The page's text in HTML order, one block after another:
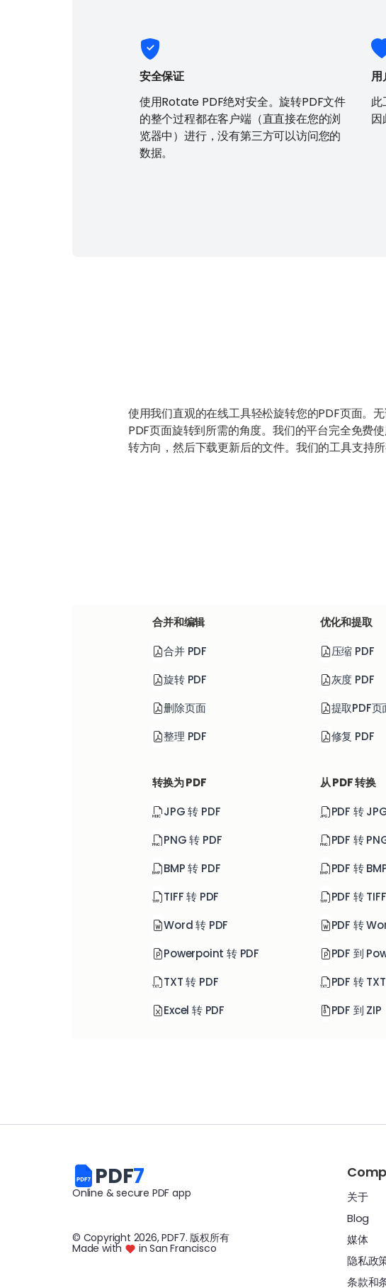
安全保证
使用Rotate PDF绝对安全。旋转PDF文件
的整个过程都在客户端（直直接在您的浏
览器中）进行，没有第三方可以访问您的
数据。
用
此
因
使用我们直观的在线工具轻松旋转您的PDF页面。
PDF页面旋转到所需的角度。我们的平台完全免费
转方向，然后下载更新后的文件。我们的工具支持
合并和编辑
合并 PDF
旋转 PDF
删除页面
整理 PDF
优化和提取
压缩 PDF
灰度 PDF
提取PDF页
修复 PDF
转换为 PDF
JPG 转 PDF
PNG 转 PDF
BMP 转 PDF
TIFF 转 PDF
Word 转 PDF
Powerpoint 转 PDF
TXT 转 PDF
Excel 转 PDF
从 PDF 转换
PDF 转
PDF 转
PDF 转
PDF 转 TIFF
PDF 转
PDF 到
PDF 转 TXT
PDF 到 ZIP
PDF7
Online & secure PDF app
© Copyright 2026, PDF7. 版权所有
Made with in San Francisco
关于
Blog
媒体
隐私政
条款和